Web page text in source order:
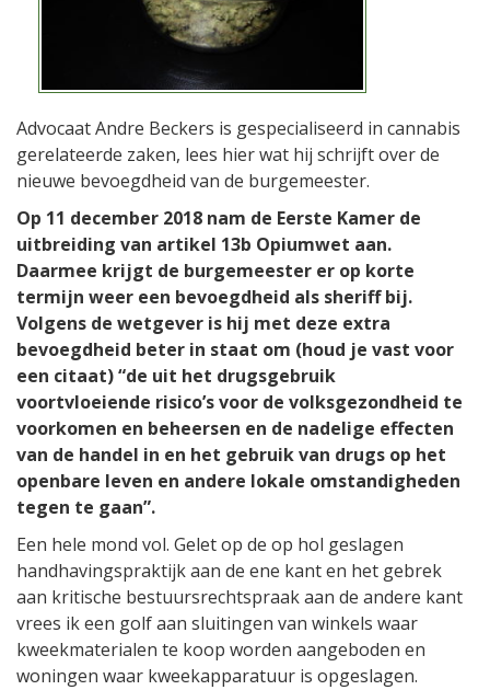
Advocaat Andre Beckers is gespecialiseerd in cannabis
gerelateerde zaken, lees hier wat hij schrijft over de
nieuwe bevoegdheid van de burgemeester.
Op 11 december 2018 nam de Eerste Kamer de
uitbreiding van artikel 13b Opiumwet aan.
Daarmee krijgt de burgemeester er op korte
termijn weer een bevoegdheid als sheriff bij.
Volgens de wetgever is hij met deze extra
bevoegdheid beter in staat om (houd je vast voor
een citaat) “de uit het drugsgebruik
voortvloeiende risico’s voor de volksgezondheid te
voorkomen en beheersen en de nadelige effecten
van de handel in en het gebruik van drugs op het
openbare leven en andere lokale omstandigheden
tegen te gaan”.
Een hele mond vol. Gelet op de op hol geslagen
handhavingspraktijk aan de ene kant en het gebrek
aan kritische bestuursrechtspraak aan de andere kant
vrees ik een golf aan sluitingen van winkels waar
kweekmaterialen te koop worden aangeboden en
woningen waar kweekapparatuur is opgeslagen.